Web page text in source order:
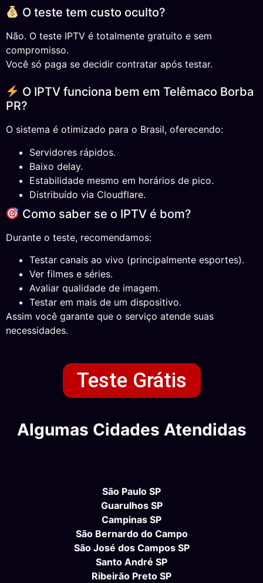
O teste tem custo oculto?
Não. O teste IPTV é totalmente gratuito e sem
compromisso.
Você só paga se decidir contratar após testar.
O IPTV funciona bem em Telêmaco Borba
PR?
O sistema é otimizado para o Brasil, oferecendo:
Servidores rápidos.
Baixo delay.
Estabilidade mesmo em horários de pico.
Distribuído via Cloudflare.
Como saber se o IPTV é bom?
Durante o teste, recomendamos:
Testar canais ao vivo (principalmente esportes).
Ver filmes e séries.
Avaliar qualidade de imagem.
Testar em mais de um dispositivo.
Assim você garante que o serviço atende suas
necessidades.
Teste Grátis
Algumas Cidades Atendidas
São Paulo SP
Guarulhos SP
Campinas SP
São Bernardo do Campo
São José dos Campos SP
Santo André SP
Ribeirão Preto SP